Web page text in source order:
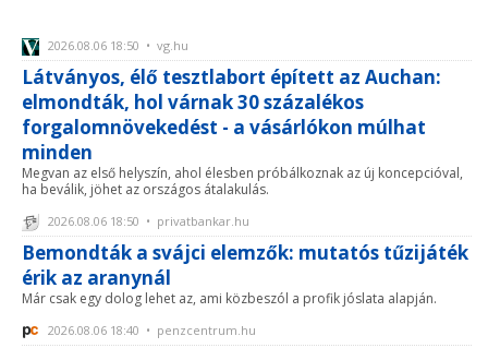
2026.08.06 18:50 • vg.hu
Látványos, élő tesztlabort épített az Auchan:
elmondták, hol várnak 30 százalékos
forgalomnövekedést - a vásárlókon múlhat
minden
Megvan az első helyszín, ahol élesben próbálkoznak az új koncepcióval,
ha beválik, jöhet az országos átalakulás.
2026.08.06 18:50 • privatbankar.hu
Bemondták a svájci elemzők: mutatós tűzijáték
érik az aranynál
Már csak egy dolog lehet az, ami közbeszól a profik jóslata alapján.
2026.08.06 18:40 • penzcentrum.hu